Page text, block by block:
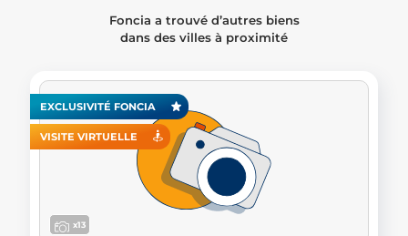
Foncia a trouvé d’autres biens
dans des villes à proximité
EXCLUSIVITÉ FONCIA
VISITE VIRTUELLE
x13